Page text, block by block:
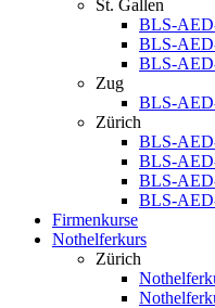
St. Gallen
BLS-
BLS-
BLS-
Zug
BLS-
Zürich
BLS-
BLS-
BLS-
BLS-
Firmenkurse
Nothelferkurs
Zürich